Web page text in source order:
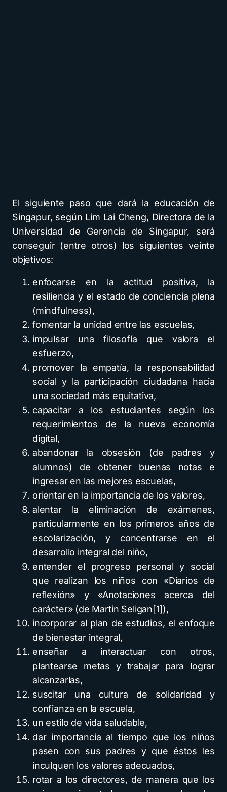
El siguiente paso que dará la educación de
Singapur, según Lim Lai Cheng, Directora de la
Universidad de Gerencia de Singapur, será
conseguir (entre otros) los siguientes veinte
objetivos:
enfocarse en la actitud positiva, la
resiliencia y el estado de conciencia plena
(mindfulness),
fomentar la unidad entre las escuelas,
impulsar una filosofía que valora el
esfuerzo,
promover la empatía, la responsabilidad
social y la participación ciudadana hacia
una sociedad más equitativa,
capacitar a los estudiantes según los
requerimientos de la nueva economía
digital,
abandonar la obsesión (de padres y
alumnos) de obtener buenas notas e
ingresar en las mejores escuelas,
orientar en la importancia de los valores,
alentar la eliminación de exámenes,
particularmente en los primeros años de
escolarización, y concentrarse en el
desarrollo integral del niño,
entender el progreso personal y social
que realizan los niños con «Diarios de
reflexión» y «Anotaciones acerca del
carácter» (de Martin Seligan[1]),
incorporar al plan de estudios, el enfoque
de bienestar integral,
enseñar a interactuar con otros,
plantearse metas y trabajar para lograr
alcanzarlas,
suscitar una cultura de solidaridad y
confianza en la escuela,
un estilo de vida saludable,
dar importancia al tiempo que los niños
pasen con sus padres y que éstos les
inculquen los valores adecuados,
rotar a los directores, de manera que los